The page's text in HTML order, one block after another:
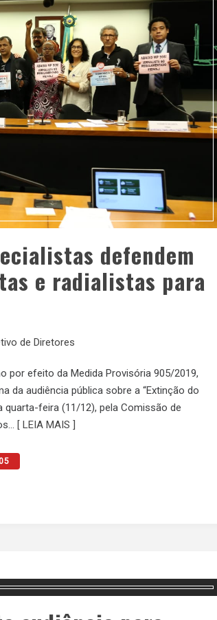
defendem
e radialistas para
de Diretores
por efeito da Medida Provisória 905/2019,
da audiência pública sobre a “Extinção do
quarta-feira (11/12), pela Comissão de
[ LEIA MAIS ]